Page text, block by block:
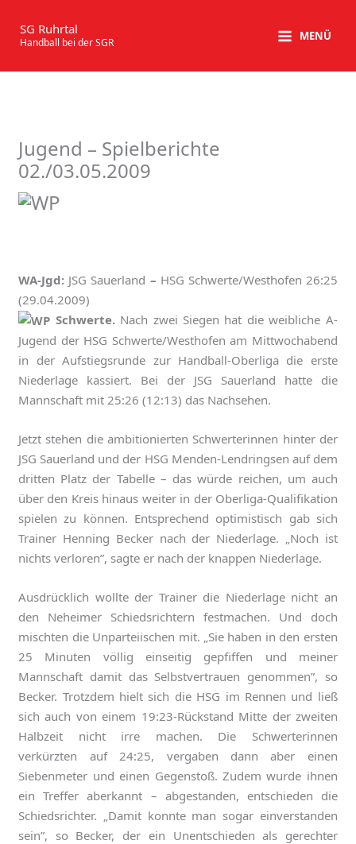
Inhalt
springen
SG Ruhrtal
Handball bei der SGR MENÜ
Jugend – Spielberichte
02./03.05.2009
WA-Jgd: JSG Sauerland – HSG Schwerte/Westhofen 26:25
(29.04.2009)
Schwerte. Nach zwei Siegen hat die weibliche A-
Jugend der HSG Schwerte/Westhofen am Mittwochabend
in der Aufstiegsrunde zur Handball-Oberliga die erste
Niederlage kassiert. Bei der JSG Sauerland hatte die
Mannschaft mit 25:26 (12:13) das Nachsehen.
Jetzt stehen die ambitionierten Schwerterinnen hinter der
JSG Sauerland und der HSG Menden-Lendringsen auf dem
dritten Platz der Tabelle – das würde reichen, um auch
über den Kreis hinaus weiter in der Oberliga-Qualifikation
spielen zu können. Entsprechend optimistisch gab sich
Trainer Henning Becker nach der Niederlage. „Noch ist
nichts verloren”, sagte er nach der knappen Niederlage.
Ausdrücklich wollte der Trainer die Niederlage nicht an
den Neheimer Schiedsrichtern festmachen. Und doch
mischten die Unparteiischen mit. „Sie haben in den ersten
25 Minuten völlig einseitig gepfiffen und meiner
Mannschaft damit das Selbstvertrauen genommen”, so
Becker. Trotzdem hielt sich die HSG im Rennen und ließ
sich auch von einem 19:23-Rückstand Mitte der zweiten
Halbzeit nicht irre machen. Die Schwerterinnen
verkürzten auf 24:25, vergaben dann aber einen
Siebenmeter und einen Gegenstoß. Zudem wurde ihnen
ein Treffer aberkannt – abgestanden, entschieden die
Schiedsrichter. „Damit konnte man sogar einverstanden
sein”, so Becker, der ein Unentschieden als gerechter